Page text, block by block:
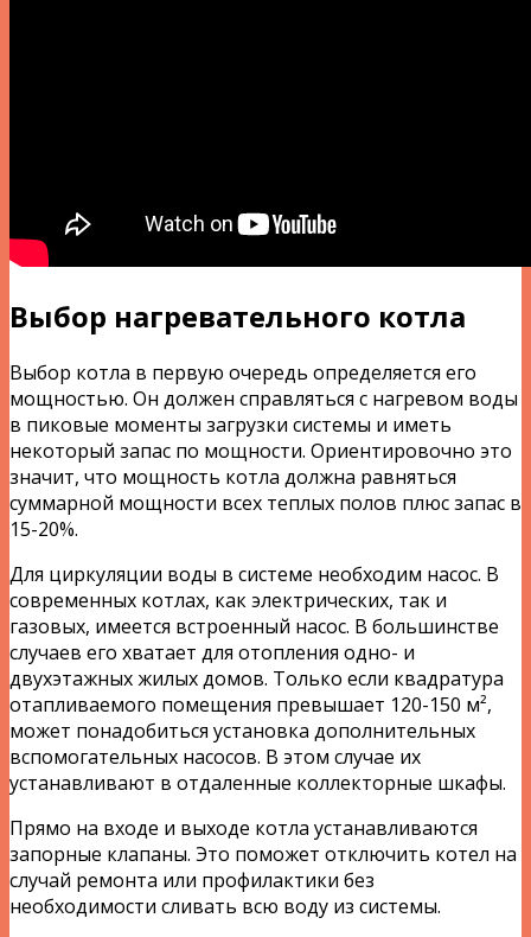
Выбор нагревательного котла
Выбор котла в первую очередь определяется его
мощностью. Он должен справляться с нагревом воды
в пиковые моменты загрузки системы и иметь
некоторый запас по мощности. Ориентировочно это
значит, что мощность котла должна равняться
суммарной мощности всех теплых полов плюс запас в
15-20%.
Для циркуляции воды в системе необходим насос. В
современных котлах, как электрических, так и
газовых, имеется встроенный насос. В большинстве
случаев его хватает для отопления одно- и
двухэтажных жилых домов. Только если квадратура
отапливаемого помещения превышает 120-150 м²,
может понадобиться установка дополнительных
вспомогательных насосов. В этом случае их
устанавливают в отдаленные коллекторные шкафы.
Прямо на входе и выходе котла устанавливаются
запорные клапаны. Это поможет отключить котел на
случай ремонта или профилактики без
необходимости сливать всю воду из системы.